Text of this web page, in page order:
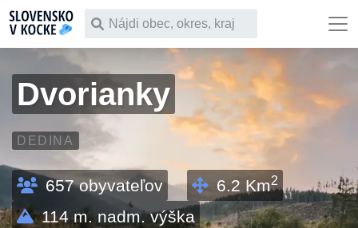
Čo chceš vyhľadať
Dvorianky
DEDINA
657obyvateľov 6.2 Km2
114m. nadm. výška